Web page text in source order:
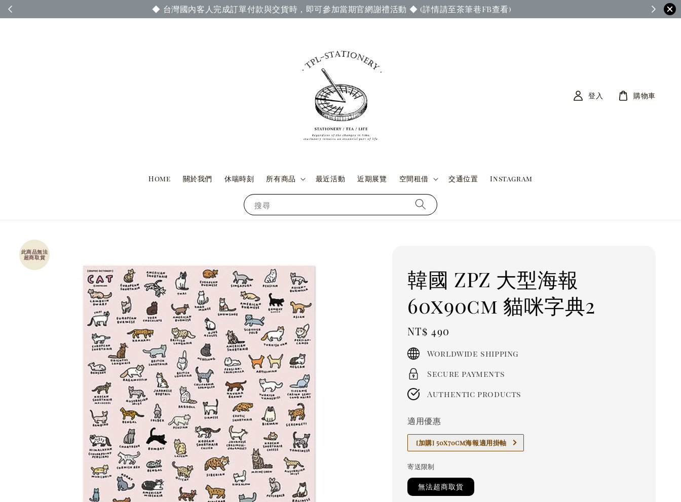
◆ 台灣國內客人完成訂單付款與交貨時，即可參加當期官網謝禮活動 ◆ (詳情請至茶筆巷FB查看)
搜尋
Home 關於我們 休喘時刻 所有商品 最近活動 近期展覽 空間租借 交通位置 Instagram
登入 購物車
此商品無法
超商取貨
韓國 ZPZ 大型海報
60x90cm 貓咪字典2
Regular
price
NT$ 490
Worldwide shipping
Secure payments
Authentic products
適用優惠
[加購] 50x70cm海報適用掛軸
寄送限制
無法超商取貨